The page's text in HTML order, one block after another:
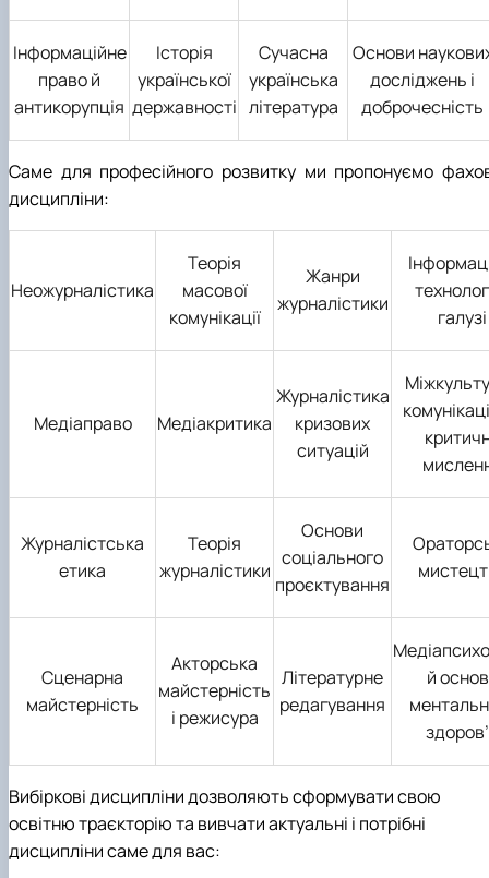
Інформаційне
право й
антикорупція
Історія
української
державності
Сучасна
українська
література
Основи
досліджень і
доброчесність
Саме для професійного розвитку ми пропонуємо
дисципліни:
Неожурналістика
Теорія
масової
комунікації
Жанри
журналістики
галузі
Медіаправо Медіакритика
Журналістика
кризових
ситуацій
Журналістська
етика
Теорія
журналістики
Основи
соціального
проєктування
Сценарна
майстерність
Акторська
майстерність
і режисура
Літературне
редагування
й
Вибіркові дисципліни дозволяють сформувати свою
освітню траєкторію та вивчати актуальні і потрібні
дисципліни саме для вас: